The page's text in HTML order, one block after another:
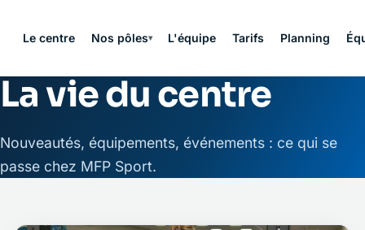
Le centre Nos pôles▾ L'équipe Tarifs Planning
La vie du centre
Nouveautés, équipements, événements : ce qui se
passe chez MFP Sport.